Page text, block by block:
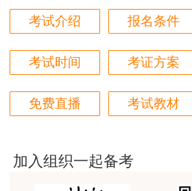
用户m5****66
用户m9****88
建设工程教育网很给力，课程逻
俗易懂，重点突出，模拟题质量
荐[强][强]
考试介绍 报名条件
考试时间 考证方案
免费直播 考试教材
加入组织一起备考